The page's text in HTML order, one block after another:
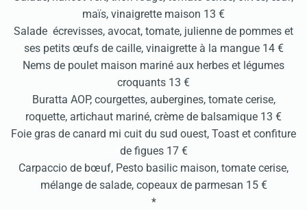
maïs, vinaigrette maison 13 €
Salade écrevisses, avocat, tomate, julienne de pommes et
ses petits œufs de caille, vinaigrette à la mangue 14 €
Nems de poulet maison mariné aux herbes et légumes
croquants 13 €
Buratta AOP, courgettes, aubergines, tomate cerise,
roquette, artichaut mariné, crème de balsamique 13 €
Foie gras de canard mi cuit du sud ouest, Toast et confiture
de figues 17 €
Carpaccio de bœuf, Pesto basilic maison, tomate cerise,
mélange de salade, copeaux de parmesan 15 €
*